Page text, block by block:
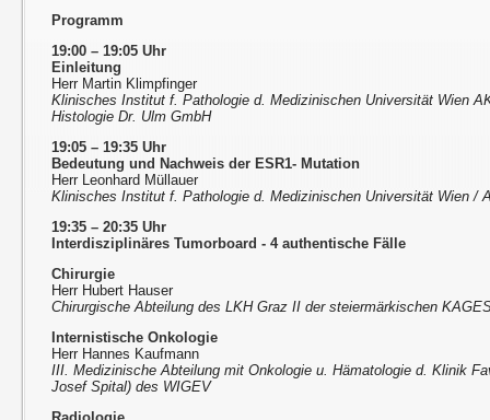
Programm
19:00 – 19:05 Uhr
Einleitung
Herr Martin Klimpfinger
Klinisches Institut f. Pathologie d. Medizinischen Universität Wien
Histologie Dr. Ulm GmbH
19:05 – 19:35 Uhr
Bedeutung und Nachweis der ESR1- Mutation
Herr Leonhard Müllauer
Klinisches Institut f. Pathologie d. Medizinischen Universität Wien /
19:35 – 20:35 Uhr
Interdisziplinäres Tumorboard - 4 authentische Fälle
Chirurgie
Herr Hubert Hauser
Chirurgische Abteilung des LKH Graz II der steiermärkischen
Internistische Onkologie
Herr Hannes Kaufmann
III. Medizinische Abteilung mit Onkologie u. Hämatologie d. Klinik
Josef Spital) des WIGEV